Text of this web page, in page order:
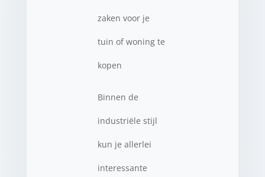
zaken voor je
tuin of woning te
kopen
Binnen de
industriële stijl
kun je allerlei
interessante